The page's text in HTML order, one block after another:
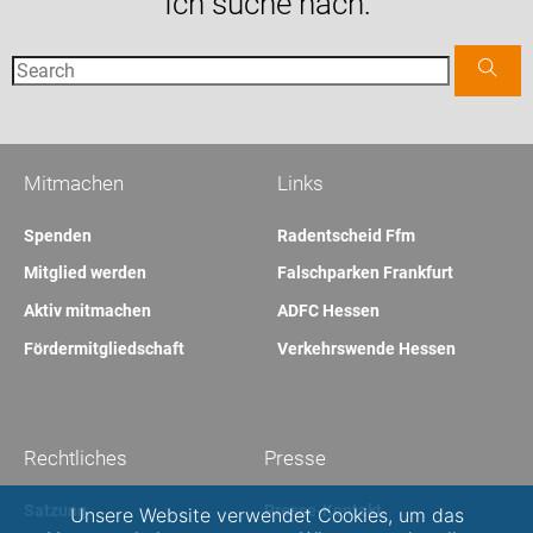
Links
Radentscheid Ffm
Falschparken Frankfurt
ADFC Hessen
Verkehrswende Hessen
Mitmachen
Spenden
Mitglied werden
Aktiv mitmachen
Fördermitgliedschaft
Presse
Presse-Kontakt
Rechtliches
SatzungUnsere Website verwendet Cookies, um das